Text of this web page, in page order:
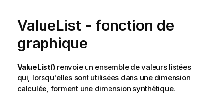
ValueList- fonction de
graphique
ValueList()renvoie un ensemble de valeurs listées
qui, lorsqu'elles sont utilisées dans une dimension
calculée, forment une dimension synthétique.